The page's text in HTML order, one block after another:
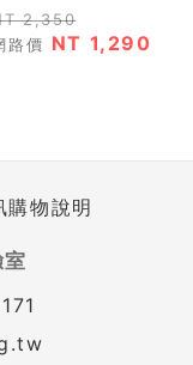
2,350
路價 NT 1,290
購物說明